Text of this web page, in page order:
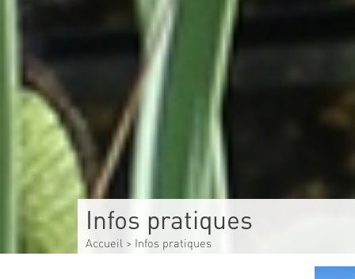
Infos pratiques
Accueil > Infos pratiques